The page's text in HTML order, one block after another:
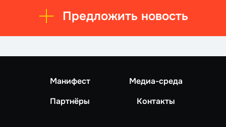
Предложить новость
Манифест
Медиа-среда
Партнёры
Контакты